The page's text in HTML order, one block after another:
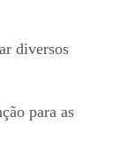
diversos
para as